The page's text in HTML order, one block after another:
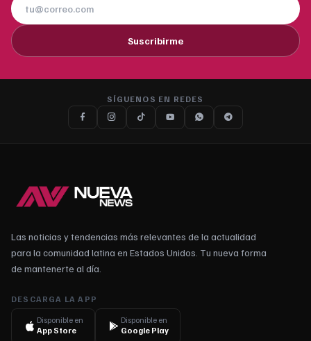
Suscribirme
SÍGUENOS EN REDES
Las noticias y tendencias más relevantes de la actualidad
para la comunidad latina en Estados Unidos. Tu nueva forma
de mantenerte al día.
DESCARGA LA APP
Disponible en
App Store
Disponible en
Google Play